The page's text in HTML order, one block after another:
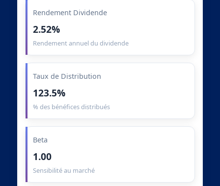
Rendement Dividende
2.52%
Rendement annuel du dividende
Taux de Distribution
123.5%
% des bénéfices distribués
Beta
1.00
Sensibilité au marché